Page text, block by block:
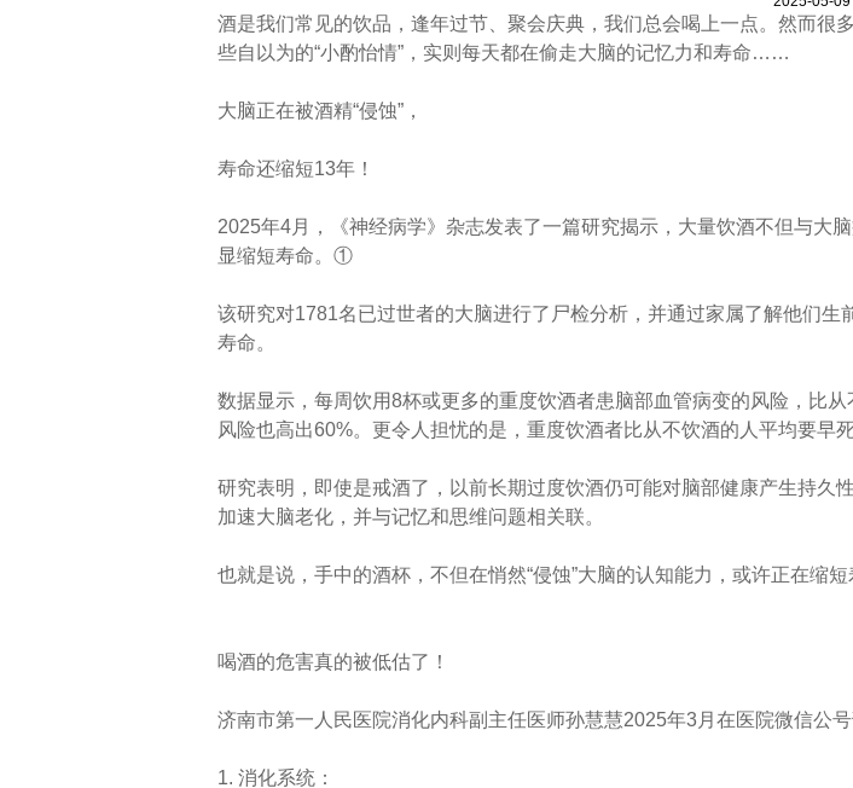
酒是我们常见的饮品，逢年过节、聚会庆典，我们总会喝上一点。然而很
些自以为的“小酌怡情”，实则每天都在偷走大脑的记忆力和寿命……
大脑正在被酒精“侵蚀”，
寿命还缩短13年！
2025年4月，《神经病学》杂志发表了一篇研究揭示，大量饮酒不但与大
显缩短寿命。①
该研究对1781名已过世者的大脑进行了尸检分析，并通过家属了解他们
寿命。
数据显示，每周饮用8杯或更多的重度饮酒者患脑部血管病变的风险，比
风险也高出60%。更令人担忧的是，重度饮酒者比从不饮酒的人平均要早死
研究表明，即使是戒酒了，以前长期过度饮酒仍可能对脑部健康产生持久
加速大脑老化，并与记忆和思维问题相关联。
也就是说，手中的酒杯，不但在悄然“侵蚀”大脑的认知能力，或许正在缩短
喝酒的危害真的被低估了！
济南市第一人民医院消化内科副主任医师孙慧慧2025年3月在医院微信公
1. 消化系统：